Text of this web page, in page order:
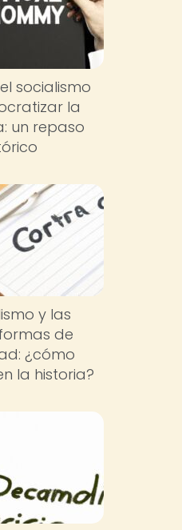
socialismo
la
un repaso
y las
de
¿cómo
la historia?